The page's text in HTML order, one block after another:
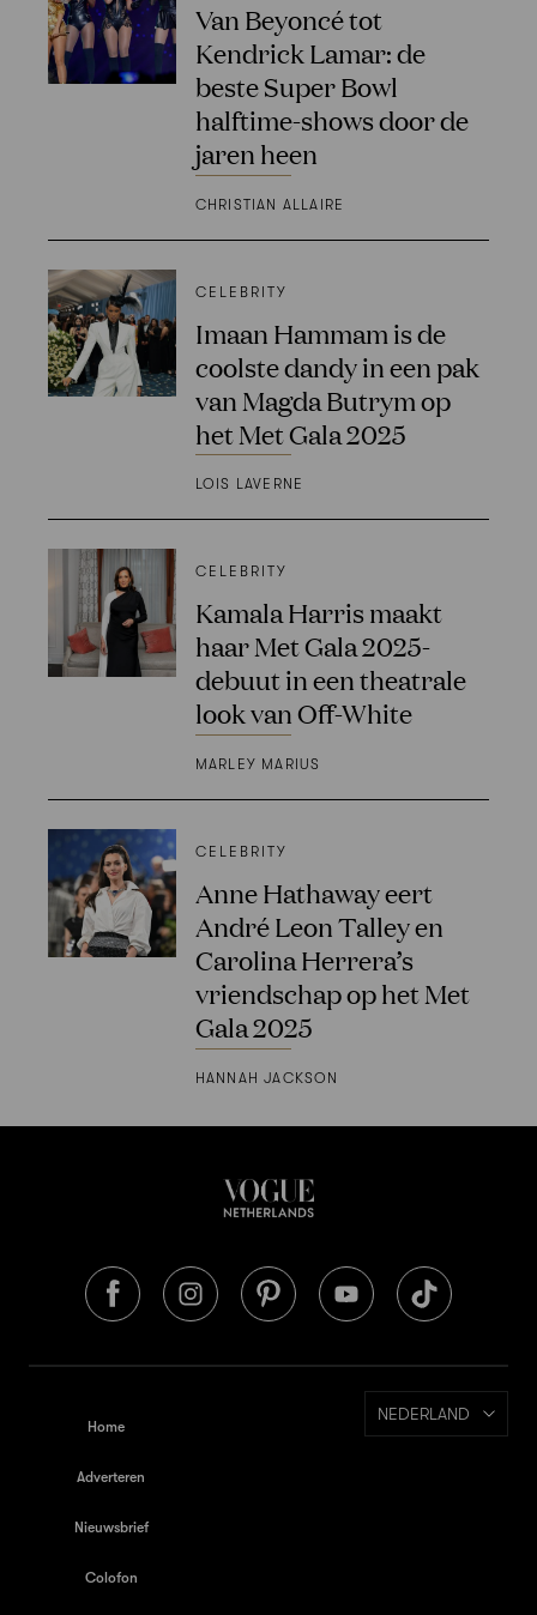
Van Beyoncé tot
Kendrick Lamar: de
beste Super Bowl
halftime-shows door de
jaren heen
CHRISTIAN ALLAIRE
CELEBRITY
Imaan Hammam is de
coolste dandy in een pak
van Magda Butrym op
het Met Gala 2025
LOIS LAVERNE
CELEBRITY
Kamala Harris maakt
haar Met Gala 2025-
debuut in een theatrale
look van Off-White
MARLEY MARIUS
CELEBRITY
Anne Hathaway eert
André Leon Talley en
Carolina Herrera’s
vriendschap op het Met
Gala 2025
HANNAH JACKSON
Home
Adverteren
Nieuwsbrief
Colofon
NEDERLAND